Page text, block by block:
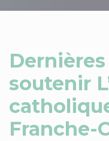
soutenir
Franche-